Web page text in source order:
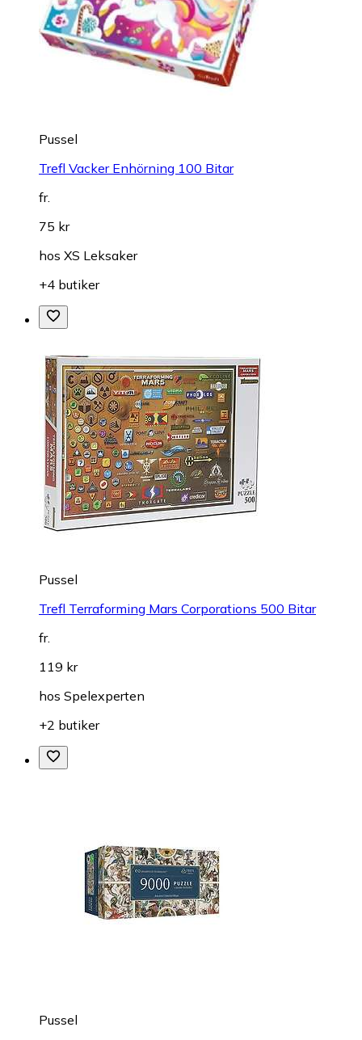
Pussel
Trefl Vacker Enhörning 100 Bitar
fr.
75 kr
hos XS Leksaker
+4 butiker
Pussel
Trefl Terraforming Mars Corporations 500 Bitar
fr.
119 kr
hos Spelexperten
+2 butiker
Pussel